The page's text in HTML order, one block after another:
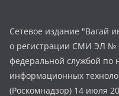
Сетевое издание "Вагай
о регистрации СМИ ЭЛ №
федеральной службой по
информационных
(Роскомнадзор) 14 июля